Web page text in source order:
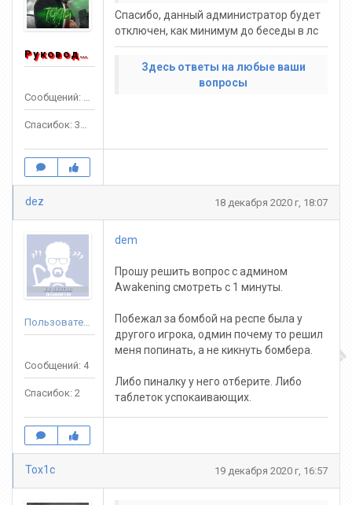
Руководитель
Сообщений: 1553
Спасибок: 3303
Спасибо, данный администратор будет
отключен, как минимум до беседы в лс
Здесь ответы на любые ваши
вопросы
dez 18 декабря 2020 г, 18:07
Пользователь
Сообщений: 4
Спасибок: 2
dem
Прошу решить вопрос с админом
Awakening смотреть с 1 минуты.
Побежал за бомбой на респе была у
другого игрока, одмин почему то решил
меня попинать, а не кикнуть бомбера.
Либо пиналку у него отберите. Либо
таблеток успокаивающих.
Tox1c 19 декабря 2020 г, 16:57